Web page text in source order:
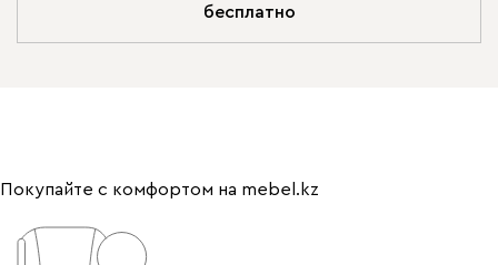
бесплатно
Покупайте с комфортом на mebel.kz